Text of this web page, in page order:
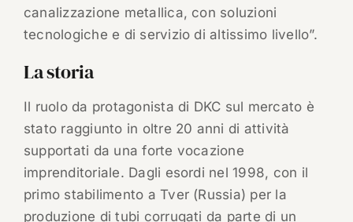
canalizzazione metallica, con soluzioni
tecnologiche e di servizio di altissimo livello”.
La storia
Il ruolo da protagonista di DKC sul mercato è
stato raggiunto in oltre 20 anni di attività
supportati da una forte vocazione
imprenditoriale. Dagli esordi nel 1998, con il
primo stabilimento a Tver (Russia) per la
produzione di tubi corrugati da parte di un